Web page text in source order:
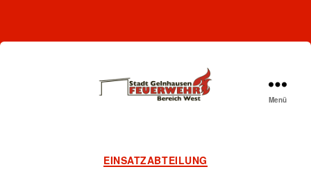
Menü
Kategorien
EINSATZABTEILUNG